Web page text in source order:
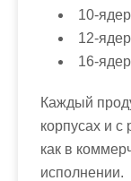
10-
12-
16-
Каждый
корпусах и с
как в
исполнении.